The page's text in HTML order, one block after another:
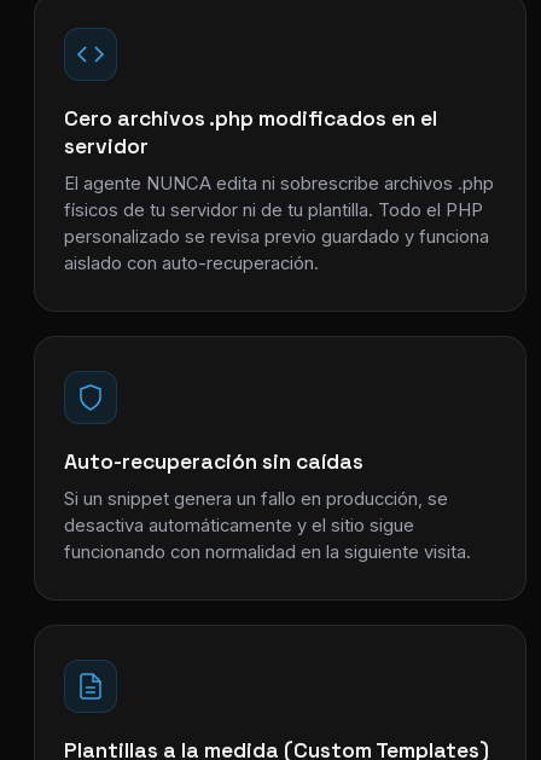
Cero archivos .php modificados en el
servidor
El agente NUNCA edita ni sobrescribe archivos .php
físicos de tu servidor ni de tu plantilla. Todo el PHP
personalizado se revisa previo guardado y funciona
aislado con auto-recuperación.
Auto-recuperación sin caídas
Si un snippet genera un fallo en producción, se
desactiva automáticamente y el sitio sigue
funcionando con normalidad en la siguiente visita.
Plantillas a la medida (Custom Templates)